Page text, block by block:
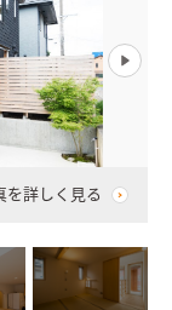
を詳しく見る